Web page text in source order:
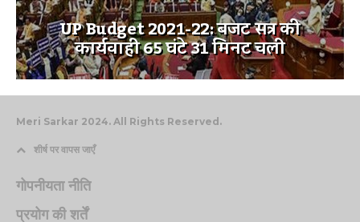
UP Budget 2021-22: बजट सत्र की
कार्यवाही 65 घंटे 31 मिनट चली
Meri Sarkar 2024. All Rights Reserved.
शीर्ष पर वापस जाएँ
गोपनीयता नीति
प्रयोग की शर्तें